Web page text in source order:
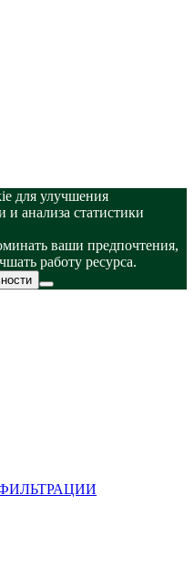
для улучшения
и анализа статистики
ваши предпочтения,
работу ресурса.